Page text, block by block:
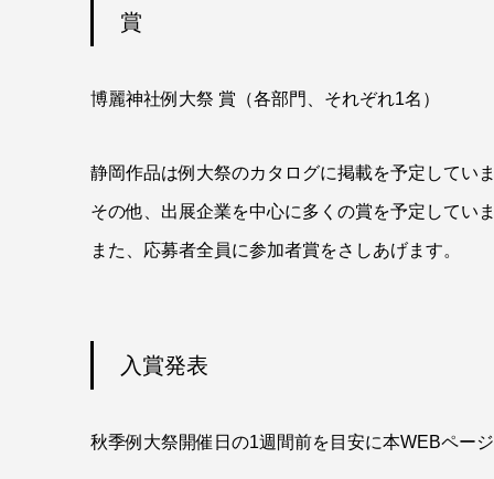
賞
博麗神社例大祭 賞（各部門、それぞれ1名）
静岡作品は例大祭のカタログに掲載を予定していま
その他、出展企業を中心に多くの賞を予定していま
また、応募者全員に参加者賞をさしあげます。
入賞発表
秋季例大祭開催日の1週間前を目安に本WEBペー